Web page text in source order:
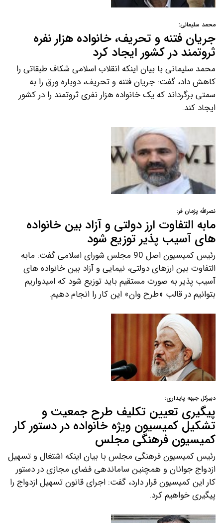
محمد سلیمانی:
جریان فتنه و تحریف، خانواده هزار نفره
ثروتمند در کشور ایجاد کرد
محمد سلیمانی با بیان اینکه انقلاب اسلامی شکاف طبقاتی را
کاهش داد، گفت: جریان فتنه و تحریف، دوباره ورق را به
سمتی برگرداند که یک خانواده هزار نفری ثروتمند را در کشور
ایجاد کند.
نصرالله پژمان فر:
مابه التفاوت ارز دولتی و آزاد بین خانواده
های آسیب پذیر توزیع شود
رئیس کمیسیون اصل 90 مجلس شورای اسلامی گفت: مابه
التفاوت بین ارزهای دولتی، نیمایی و آزاد بین خانواده های
آسیب پذیر به صورت مستقیم باید توزیع شود که امیدواریم
بتوانیم در قالب «طرح وان» این کار را انجام دهیم.
دبیرکل جبهه پایداری:
پیگیری تعیین تکلیف طرح جمعیت و
تشکیل کمیسیون ویژه خانواده در دستور کار
کمیسیون فرهنگی مجلس
رئیس کمیسیون فرهنگی مجلس با بیان اینکه اشتغال و تسهیل
ازدواج جوانان و همچنین ساماندهی فضای مجازی در دستور
کار این کمیسیون قرار دارد، گفت: اجرای قانون تسهیل ازدواج را
پیگیری خواهیم کرد.